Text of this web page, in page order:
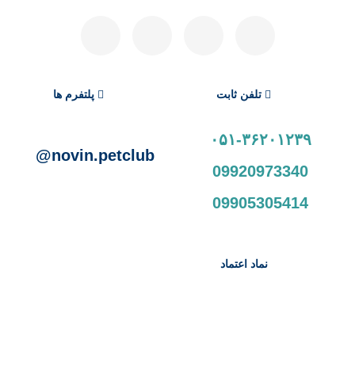
تلفن ثابت
۰۵۱-۳۶۲۰۱۲۳۹
09920973340
09905305414
پلتفرم ها
novin.petclub@
نماد اعتماد